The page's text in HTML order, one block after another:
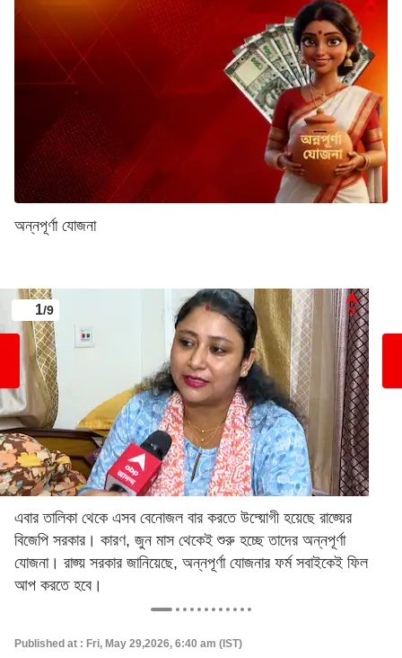
অন্নপূর্ণা যোজনা
1/9
এবার তালিকা থেকে এসব বেনোজল বার করতে উদ্য়োগী হয়েছে রাজ্য়ের
বিজেপি সরকার। কারণ, জুন মাস থেকেই শুরু হচ্ছে তাদের অন্নপূর্ণা
যোজনা। রাজ্য় সরকার জানিয়েছে, অন্নপূর্ণা যোজনার ফর্ম সবাইকেই ফিল
আপ করতে হবে।
Published at : Fri, May 29,2026, 6:40 am (IST)